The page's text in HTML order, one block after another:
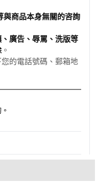
與商品本身無關的咨詢
、廣告、辱罵、洗版等
。
的電話號碼、郵箱地
其他不適